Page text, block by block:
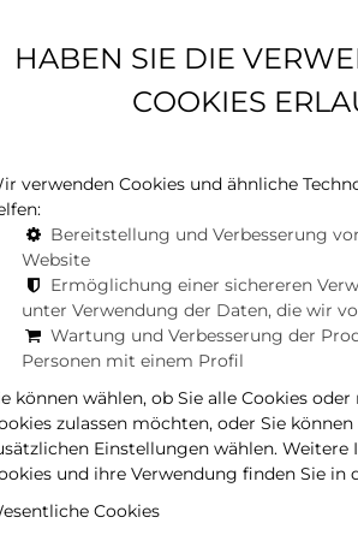
anerkannt ist, ist nicht nur aus
also lassen Sie sich von uns in
Lebkuchenhäuser sind
erwarten.
HABEN SIE DIE
COOKIES
verwenden Cookies und ähnliche
Bereitstellung und Verbesserung
Website
Ermöglichung einer sichereren
unter Verwendung der Daten, die wir
Wartung und Verbesserung der
Personen mit einem Profil
können wählen, ob Sie alle Cookies
zulassen möchten, oder Sie
Einstellungen wählen.
und ihre Verwendung finden Sie in
Cookies